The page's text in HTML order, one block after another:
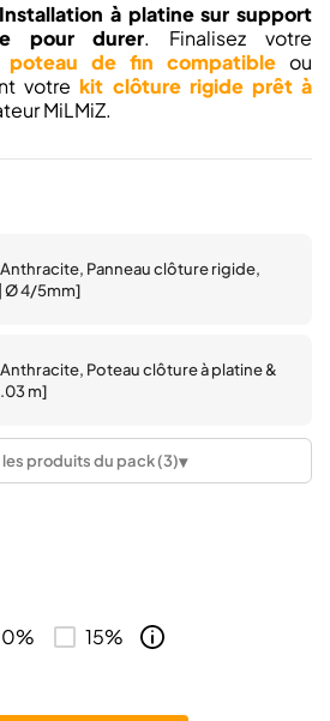
Installation à platine sur support
pour durer. Finalisez votre
poteau de fin compatible ou
votrekit clôture rigide prêt à
MiLMiZ.
Anthracite, Panneau clôture rigide,
Ø 4/5mm]
Anthracite, Poteau clôture à platine &
m]
Anthracite, Chapeau pour poteau à
les produits du pack (3)▾
15%